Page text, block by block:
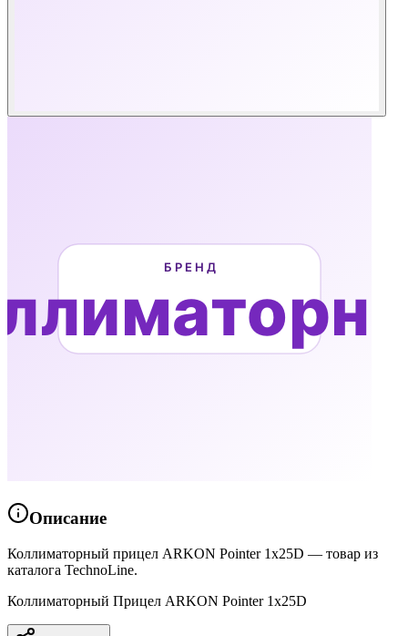
Описание
Коллиматорный прицел ARKON Pointer 1x25D — товар из
каталога TechnoLine.
Коллиматорный Прицел ARKON Pointer 1x25D